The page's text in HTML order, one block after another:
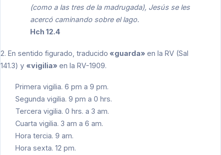
(como a las tres de la madrugada), Jesús se les
acercó caminando sobre el lago.
Hch 12.4
2. En sentido figurado, traducido «guarda» en la RV (Sal
141.3) y «vigilia» en la RV-1909.
Primera vigilia. 6 pm a 9 pm.
Segunda vigilia. 9 pm a 0 hrs.
Tercera vigilia. 0 hrs. a 3 am.
Cuarta vigilia. 3 am a 6 am.
Hora tercia. 9 am.
Hora sexta. 12 pm.